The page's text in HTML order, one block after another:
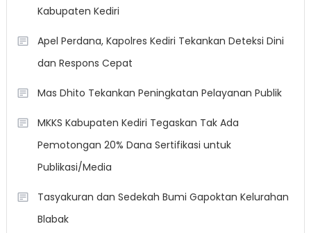
Kabupaten Kediri
Apel Perdana, Kapolres Kediri Tekankan Deteksi Dini
dan Respons Cepat
Mas Dhito Tekankan Peningkatan Pelayanan Publik
MKKS Kabupaten Kediri Tegaskan Tak Ada
Pemotongan 20% Dana Sertifikasi untuk
Publikasi/Media
Tasyakuran dan Sedekah Bumi Gapoktan Kelurahan
Blabak